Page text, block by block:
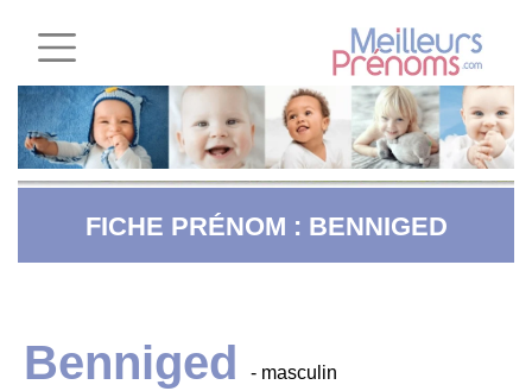
FICHE PRÉNOM : BENNIGED
Benniged - masculin